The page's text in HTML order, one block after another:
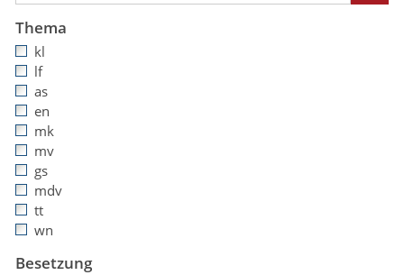
Thema
kl
lf
as
en
mk
mv
gs
mdv
tt
wn
Besetzung